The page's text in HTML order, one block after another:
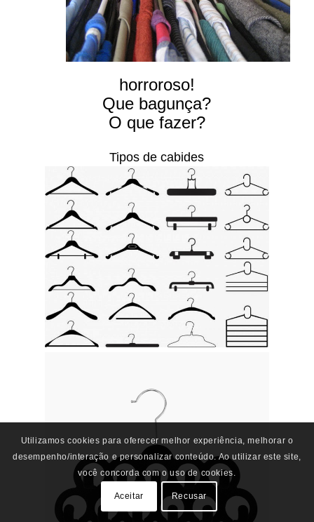
horroroso!
Que bagunça?
O que fazer?
Tipos de cabides
Utilizamos cookies para oferecer melhor experiência, melhorar o
desempenho/interação e personalizar conteúdo. Ao utilizar este site,
você concorda com o uso de cookies.
Aceitar Recusar